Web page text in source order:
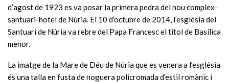
d’agost de 1923 es va posar la primera pedra del nou complex-
santuari-hotel de Núria. El 10 d’octubre de 2014, l’església del
Santuari de Núria va rebre del Papa Francesc el títol de Basílica
menor.
La imatge de la Mare de Déu de Núria que es venera a l’església
és una talla en fusta de noguera policromada d’estil romànic i